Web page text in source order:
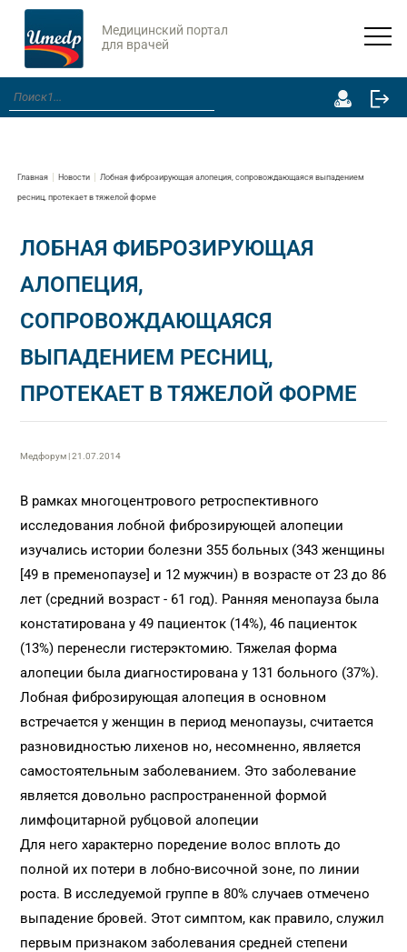
Медицинский портал
для врачей
Главная Новости Лобная фиброзирующая алопеция, сопровождающаяся выпадением
ресниц, протекает в тяжелой форме
ЛОБНАЯ ФИБРОЗИРУЮЩАЯ
АЛОПЕЦИЯ,
СОПРОВОЖДАЮЩАЯСЯ
ВЫПАДЕНИЕМ РЕСНИЦ,
ПРОТЕКАЕТ В ТЯЖЕЛОЙ ФОРМЕ
Медфорум | 21.07.2014
В рамках многоцентрового ретроспективного
исследования лобной фиброзирующей алопеции
изучались истории болезни 355 больных (343 женщины
[49 в пременопаузе] и 12 мужчин) в возрасте от 23 до 86
лет (средний возраст - 61 год). Ранняя менопауза была
констатирована у 49 пациенток (14%), 46 пациенток
(13%) перенесли гистерэктомию. Тяжелая форма
алопеции была диагностирована у 131 больного (37%).
Лобная фиброзирующая алопеция в основном
встречается у женщин в период менопаузы, считается
разновидностью лихенов но, несомненно, является
самостоятельным заболеванием. Это заболевание
является довольно распространенной формой
лимфоцитарной рубцовой алопеции
Для него характерно поредение волос вплоть до
полной их потери в лобно-височной зоне, по линии
роста. В исследуемой группе в 80% случаев отмечено
выпадение бровей. Этот симптом, как правило, служил
первым признаком заболевания средней степени